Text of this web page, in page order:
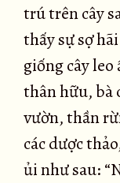
trú trên cây
thấy sự sợ
giống cây leo
thân hữu, bà
vườn, thần
các dược
ủi như sau: